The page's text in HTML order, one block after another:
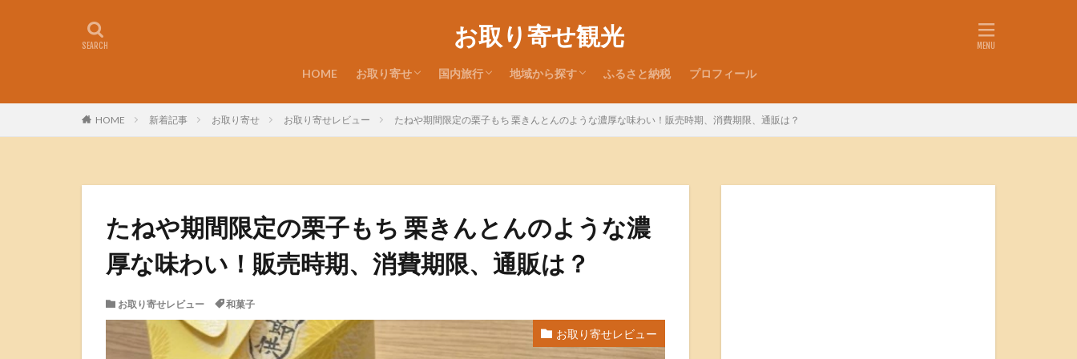
お取り寄せ観光
HOME お取り寄せ
お取り寄せレビュー
お取り寄せ特集
お取り寄せ情報
国内旅行
旅行記
お土産レビュー
地域から探す
北海道
東北地方
関東地方
北陸地方
近畿地方
中国地方
四国地方
九州・沖縄地方
ふるさと納税 プロフィール
HOME 新着記事 お取り寄せ お取り寄せレビュー たねや期間限定の栗子もち 栗きんとんのような濃厚な味わい！販売時期、消費期限、通販は？
たねや期間限定の栗子もち 栗きんとんのような濃
厚な味わい！販売時期、消費期限、通販は？
お取り寄せレビュー 和菓子
お取り寄せレビュー